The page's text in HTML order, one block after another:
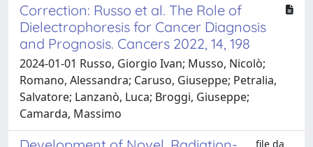
Correction: Russo et al. The Role of
Dielectrophoresis for Cancer Diagnosis
and Prognosis. Cancers 2022, 14, 198
2024-01-01 Russo, Giorgio Ivan; Musso, Nicolò;
Romano, Alessandra; Caruso, Giuseppe; Petralia,
Salvatore; Lanzanò, Luca; Broggi, Giuseppe;
Camarda, Massimo
file da